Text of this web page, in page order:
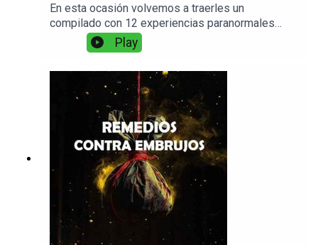
En esta ocasión volvemos a traerles un
compilado con 12 experiencias paranormales
variadas entre si. Disfruten de su café caliente y
no olviden dejar un comentario o me gusta.
Play